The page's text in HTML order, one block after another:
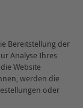
Bereitstellung der
Analyse Ihres
Website
werden die
oder